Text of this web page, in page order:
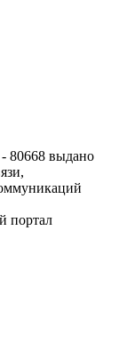
выдано
портал